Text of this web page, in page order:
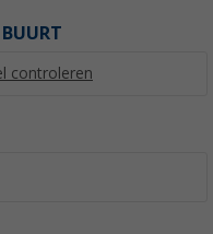
BUURT
controleren